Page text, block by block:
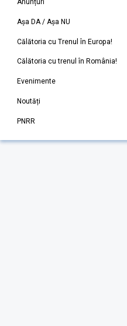
Anunțuri
Așa DA / Așa NU
Călătoria cu Trenul în Europa!
Călătoria cu trenul în România!
Evenimente
Noutăți
PNRR